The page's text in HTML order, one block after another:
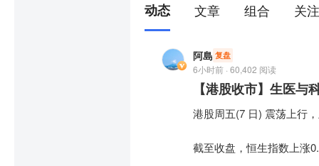
动态 文章 组合 关注
阿島 复盘
6小时前 · 60,402 阅读
【港股收市】生医
港股周五(7 日) 震荡上行
截至收盘，恒生指数上涨